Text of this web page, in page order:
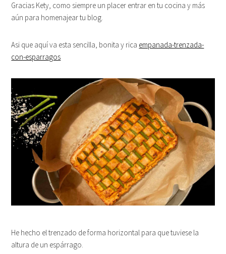
Gracias Kety, como siempre un placer entrar en tu cocina y más
aún para homenajear tu blog.
Asi que aquí va esta sencilla, bonita y rica empanada-trenzada-
con-esparragos
He hecho el trenzado de forma horizontal para que tuviese la
altura de un espárrago.